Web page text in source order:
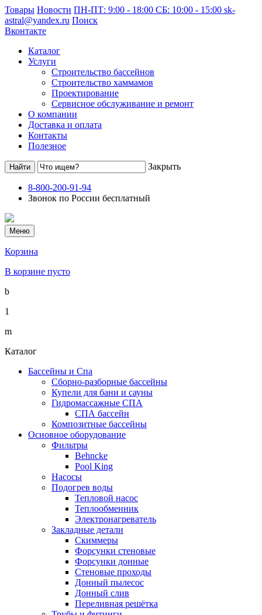
Товары Новости ПН-ПТ: 9:00 - 18:00 СБ: 10:00 - 15:00 sk-
astral@yandex.ru Поиск
Вконтакте
Каталог
Услуги
Строительство бассейнов
Строительство хаммамов
Проектирование
Сервисное обслуживание и ремонт
О компании
Доставка и оплата
Контакты
Полезное
Закрыть
8-800-200-91-94
Звонок по России бесплатный
Меню
Корзина
В корзине пусто
b
1
m
Каталог
Бассейны и Спа
Сборно-разборные бассейны
Купели для бани и сауны
Гидромассажные СПА
СПА бассейн
Композитные бассейны
Основное оборудование
Фильтры
Behncke
Pool King
Насосы
Подогрев воды
Тепловой насос
Теплообменник
Электронагреватель
Закладные детали
Скиммеры
Форсунки стеновые
Форсунки донные
Стеновые проходы
Донный пылесос
Донный слив
Переливная решётка